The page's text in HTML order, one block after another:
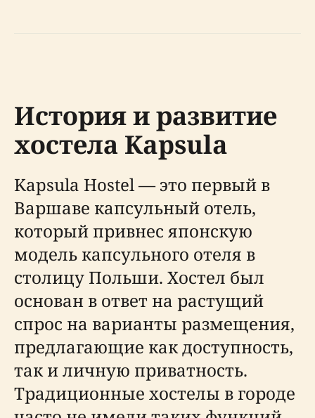
История и развитие
хостела Kapsula
Kapsula Hostel — это первый в
Варшаве капсульный отель,
который привнес японскую
модель капсульного отеля в
столицу Польши. Хостел был
основан в ответ на растущий
спрос на варианты размещения,
предлагающие как доступность,
так и личную приватность.
Традиционные хостелы в городе